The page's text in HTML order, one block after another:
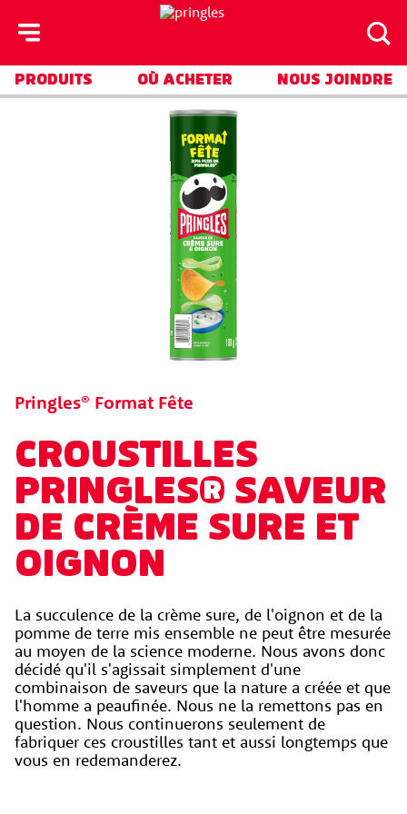
main
PRODUITS
OÙ ACHETER NOUS JOINDRE
Pringles® Format Fête
CROUSTILLES
PRINGLES® SAVEUR
DE CRÈME SURE ET
OIGNON
La succulence de la crème sure, de l'oignon et de la
pomme de terre mis ensemble ne peut être mesurée
au moyen de la science moderne. Nous avons donc
décidé qu'il s'agissait simplement d'une
combinaison de saveurs que la nature a créée et que
l'homme a peaufinée. Nous ne la remettons pas en
question. Nous continuerons seulement de
fabriquer ces croustilles tant et aussi longtemps que